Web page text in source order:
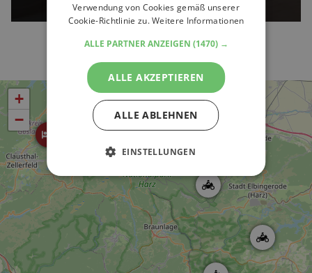
+
−
Verwendung von Cookies gemäß unserer
Cookie-Richtlinie zu.Weitere Informationen
ALLE PARTNER ANZEIGEN (1470) →
ALLE AKZEPTIEREN
ALLE ABLEHNEN
EINSTELLUNGEN